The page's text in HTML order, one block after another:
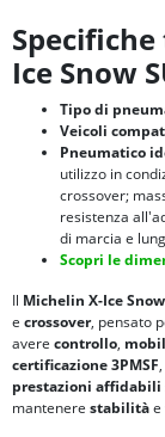
Ice Snow
Tipo di
Veicoli
Pneumatico
utilizzo in
crossover;
resistenza
di marcia e
Scopri le
Il Michelin X-Ice
e crossover, pensato
avere controllo,
certificazione3PMSF
prestazioni affidabili
mantenere stabilitàe